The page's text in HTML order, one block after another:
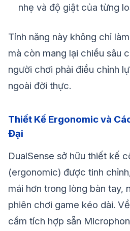
nhẹ và độ giật của từng
Tính năng này không chỉ
mà còn mang lại chiều sâu
người chơi phải điều chỉnh
ngoài đời thực.
Thiết Kế Ergonomic và
Đại
DualSense sở hữu thiết kế
(ergonomic) được tinh
mái hơn trong lòng bàn tay,
phiên chơi game kéo dài.
cầm tích hợp sẵn